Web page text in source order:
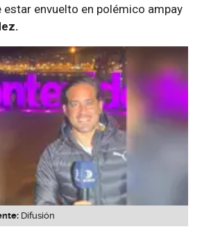
estar envuelto en polémico ampay
Difusión